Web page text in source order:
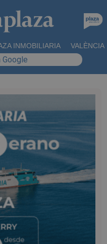
INMOBILIARIA VALÈNCIA
Google